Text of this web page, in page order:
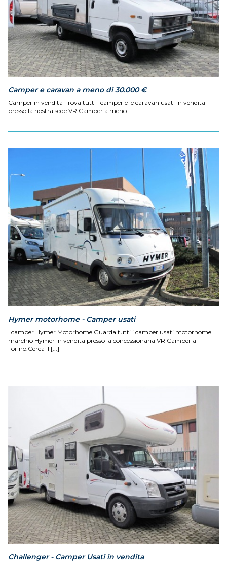
Camper e caravan a meno di 30.000 €
Camper in vendita Trova tutti i camper e le caravan usati in vendita
presso la nostra sede VR Camper a meno [...]
Hymer motorhome - Camper usati
I camper Hymer Motorhome Guarda tutti i camper usati motorhome
marchio Hymer in vendita presso la concessionaria VR Camper a
Torino.Cerca il [...]
Challenger - Camper Usati in vendita